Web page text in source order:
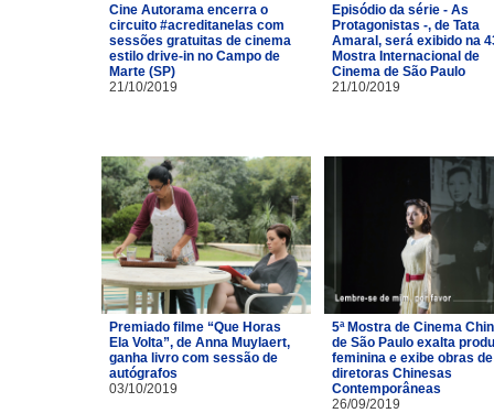
Cine Autorama encerra o
circuito #acreditanelas com
sessões gratuitas de cinema
estilo drive-in no Campo de
Marte (SP)
21/10/2019
Episódio da série - As
Protagonistas -, de Tata
Amaral, será exibido na
Mostra Internacional de
Cinema de São Paulo
21/10/2019
Premiado filme “Que Horas
Ela Volta”, de Anna Muylaert,
ganha livro com sessão de
autógrafos
03/10/2019
5ª Mostra de Cinema
de São Paulo exalta
feminina e exibe obras de
diretoras Chinesas
Contemporâneas
26/09/2019